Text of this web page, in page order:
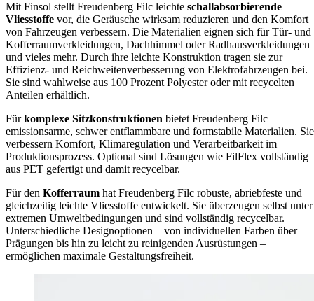
Mit Finsol stellt Freudenberg Filc leichte schallabsorbierende
Vliesstoffe vor, die Geräusche wirksam reduzieren und den Komfort
von Fahrzeugen verbessern. Die Materialien eignen sich für Tür- und
Kofferraumverkleidungen, Dachhimmel oder Radhausverkleidungen
und vieles mehr. Durch ihre leichte Konstruktion tragen sie zur
Effizienz- und Reichweitenverbesserung von Elektrofahrzeugen bei.
Sie sind wahlweise aus 100 Prozent Polyester oder mit recycelten
Anteilen erhältlich.
Fürkomplexe Sitzkonstruktionen bietet Freudenberg Filc
emissionsarme, schwer entflammbare und formstabile Materialien. Sie
verbessern Komfort, Klimaregulation und Verarbeitbarkeit im
Produktionsprozess. Optional sind Lösungen wie FilFlex vollständig
aus PET gefertigt und damit recycelbar.
Für den Kofferraum hat Freudenberg Filc robuste, abriebfeste und
gleichzeitig leichte Vliesstoffe entwickelt. Sie überzeugen selbst unter
extremen Umweltbedingungen und sind vollständig recycelbar.
Unterschiedliche Designoptionen – von individuellen Farben über
Prägungen bis hin zu leicht zu reinigenden Ausrüstungen –
ermöglichen maximale Gestaltungsfreiheit.